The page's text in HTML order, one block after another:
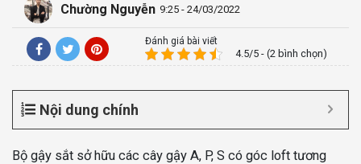
Chường Nguyễn 9:25 - 24/03/2022
Đánh giá bài viết
4.5/5 - (2 bình chọn)
Nội dung chính
Bộ gậy sắt sở hữu các cây gậy A, P, S có góc loft tương